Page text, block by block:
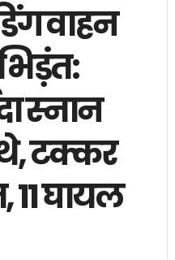
वाहन
स्नान
टक्कर
11 घायल